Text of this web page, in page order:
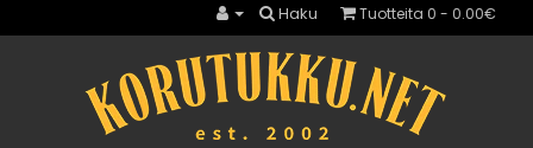
Haku Tuotteita 0 - 0.00€